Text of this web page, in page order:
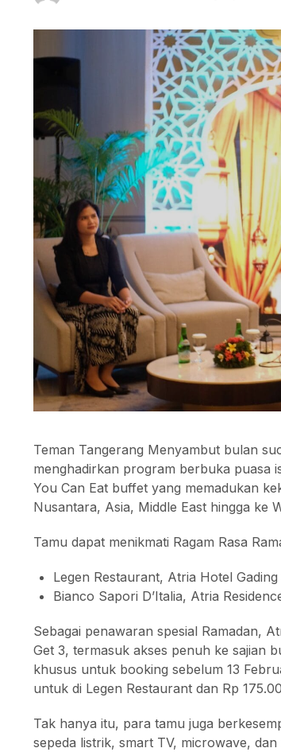
Teman Tangerang Menyambut bulan
menghadirkan program berbuka puasa
You Can Eat buffet yang memadukan
Nusantara, Asia, Middle East hingga ke
Tamu dapat menikmati Ragam Rasa
Legen Restaurant, Atria Hotel
Bianco Sapori D’Italia, Atria
Sebagai penawaran spesial Ramadan,
Get 3, termasuk akses penuh ke sajian
khusus untuk booking sebelum 13
untuk di Legen Restaurant dan Rp
Tak hanya itu, para tamu juga
sepeda listrik, smart TV, microwave,